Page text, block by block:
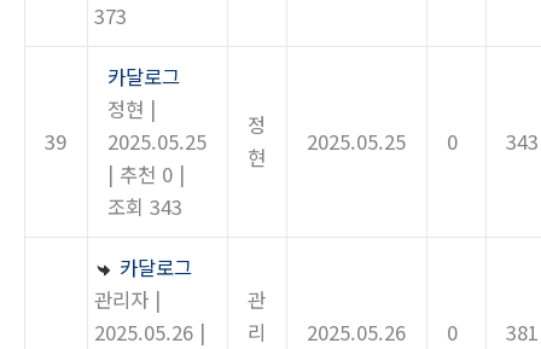
373
39
카달로그
정현 |
2025.05.25
| 추천 0 |
조회 343
정
현
2025.05.25 0 343
카달로그
관리자 |
2025.05.26 |
관
리
2025.05.26 0 381